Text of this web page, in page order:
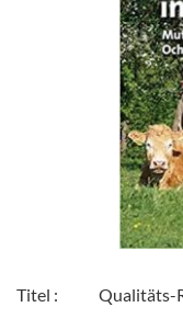
Titel : Qualitäts-